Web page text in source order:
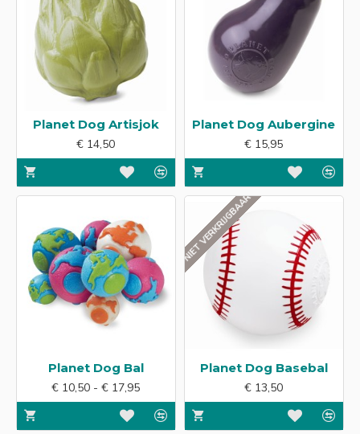
Planet Dog Artisjok
€ 14,50
Planet Dog Aubergine
€ 15,95
Planet Dog Bal
€ 10,50 - € 17,95
NIET VERKRIJGBAAR
Planet Dog Basebal
€ 13,50